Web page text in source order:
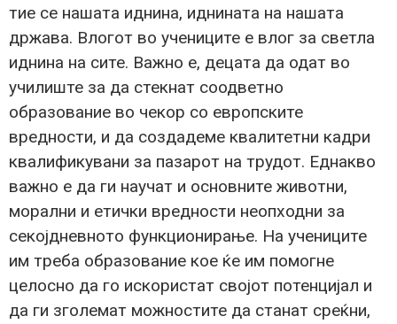
тие се нашата иднина, иднината на нашата
држава. Влогот во учениците е влог за светла
иднина на сите. Важно е, децата да одат во
училиште за да стекнат соодветно
образование во чекор со европските
вредности, и да создадеме квалитетни кадри
квалификувани за пазарот на трудот. Еднакво
важно е да ги научат и основните животни,
морални и етички вредности неопходни за
секојдневното функционирање. На учениците
им треба образование кое ќе им помогне
целосно да го искористат својот потенцијал и
да ги зголемат можностите да станат среќни,